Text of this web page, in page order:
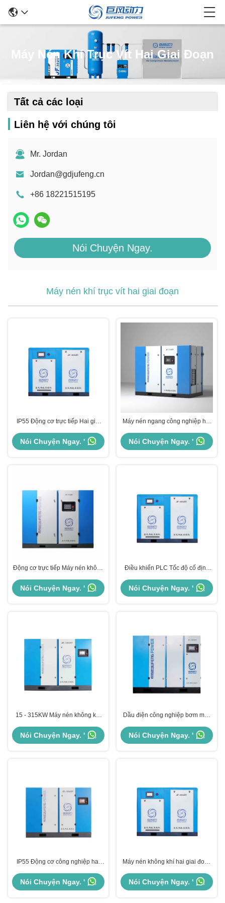
Máy Nén Khí Trục Vít Hai Giai Đoạn
Tất cả các loại
Liên hệ với chúng tôi
Mr. Jordan
Jordan@gdjufeng.cn
+86 18221515195
Nói Chuyện Ngay.
Máy nén khí trục vít hai giai đoạn
IP55 Động cơ trực tiếp Hai giai
khiển PLC Không khí / nước làm
mát
Nói Chuyện Ngay. '
Máy nén ngang công nghiệp hai
từ tính vĩnh viễn
Nói Chuyện Ngay. '
Động cơ trực tiếp Máy nén không
PLC Máy nén xoay hai giai đoạn
Nói Chuyện Ngay. '
Điều khiển PLC Tốc độ cố định
vít tĩnh Công suất 3 - 62 M3/Min
Nói Chuyện Ngay. '
15 - 315KW Máy nén không khí
quay công nghiệp
Nói Chuyện Ngay. '
Dầu điện công nghiệp bơm máy
khiển Không khí / nước làm mát
Nói Chuyện Ngay. '
IP55 Động cơ công nghiệp hai
điện 15KW - 315KW
Nói Chuyện Ngay. '
Máy nén không khí hai giai đoạn
50hp 37kw máy nén máy nén
Nói Chuyện Ngay. '